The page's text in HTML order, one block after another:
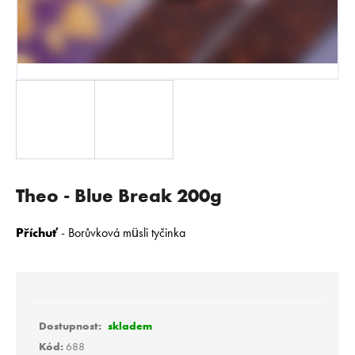
Theo - Blue Break 200g
Příchuť- Borůvková müsli tyčinka
skladem
Kód: 688
A
J
Í